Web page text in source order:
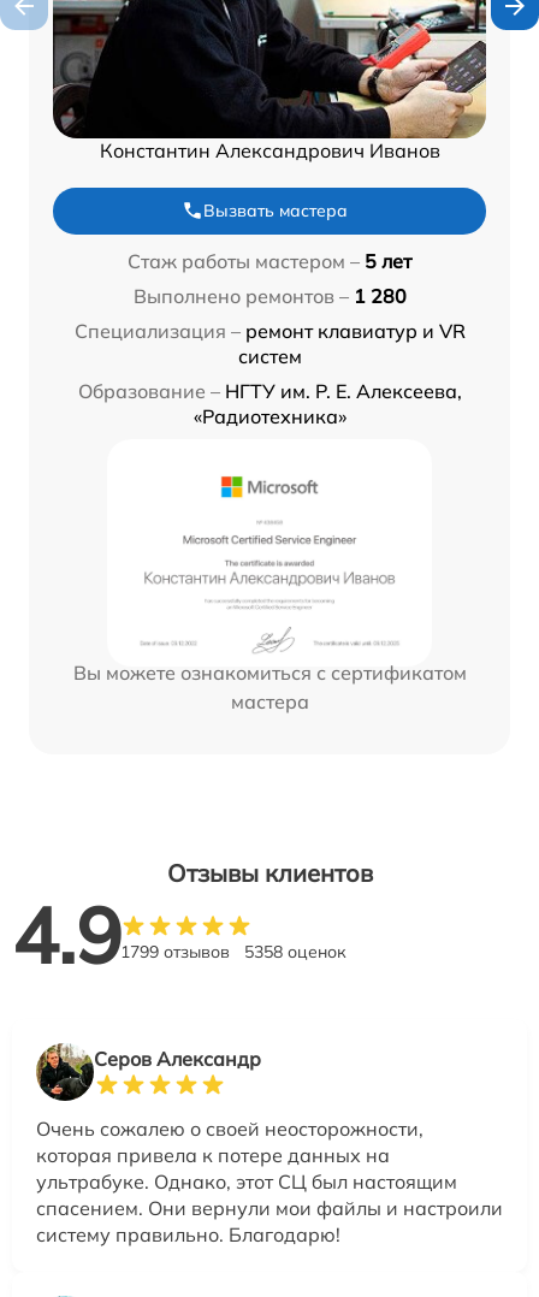
Константин Александрович Иванов
Вызвать мастера
Стаж работы мастером – 5 лет
Выполнено ремонтов – 1 280
Специализация – ремонт клавиатур и VR
систем
Образование – НГТУ им. Р. Е. Алексеева,
«Радиотехника»
Вы можете ознакомиться с сертификатом
мастера
Отзывы клиентов
4.91799 отзывов 5358 оценок
Серов Александр
Очень сожалею о своей неосторожности,
которая привела к потере данных на
ультрабуке. Однако, этот СЦ был настоящим
спасением. Они вернули мои файлы и настроили
систему правильно. Благодарю!